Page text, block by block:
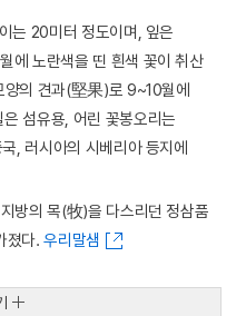
는 20미터 정도이며, 잎은
에 노란색을 띤 흰색 꽃이 취산
의 견과(堅果)로 9~10월에
섬유용, 어린 꽃봉오리는
, 러시아의 시베리아 등지에
방의 목(牧)을 다스리던 정삼품
졌다.우리말샘